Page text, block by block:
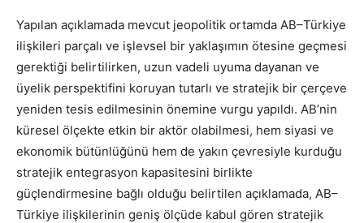
Yapılan açıklamada mevcut jeopolitik ortamda AB–Türkiye
ilişkileri parçalı ve işlevsel bir yaklaşımın ötesine geçmesi
gerektiği belirtilirken, uzun vadeli uyuma dayanan ve
üyelik perspektifini koruyan tutarlı ve stratejik bir çerçeve
yeniden tesis edilmesinin önemine vurgu yapıldı. AB’nin
küresel ölçekte etkin bir aktör olabilmesi, hem siyasi ve
ekonomik bütünlüğünü hem de yakın çevresiyle kurduğu
stratejik entegrasyon kapasitesini birlikte
güçlendirmesine bağlı olduğu belirtilen açıklamada, AB–
Türkiye ilişkilerinin geniş ölçüde kabul gören stratejik